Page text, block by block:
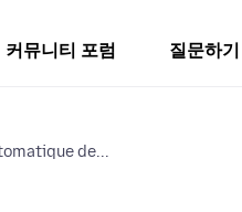
커뮤니티 포럼 질문하기
de...